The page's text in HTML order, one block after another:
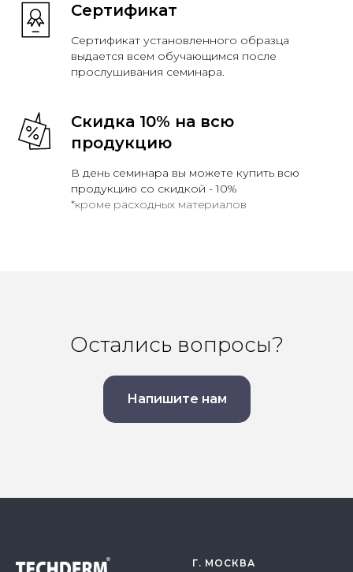
Сертификат
Сертификат установленного образца
выдается всем обучающимся после
прослушивания семинара.
Скидка 10% на всю
продукцию
В день семинара вы можете купить всю
продукцию со скидкой - 10%
*кроме расходных материалов
Остались вопросы?
Напишите нам
Г. МОСКВА